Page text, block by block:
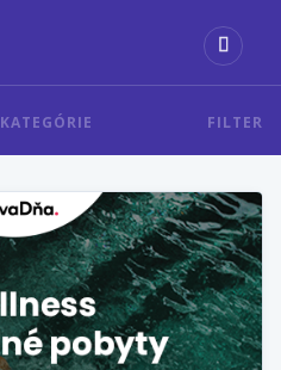
KATEGÓRIE FILTER